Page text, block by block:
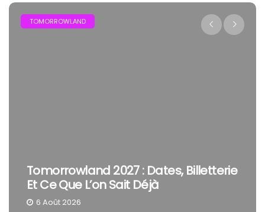
TOMORROWLAND
Tomorrowland 2027 : Dates, Billetterie
Et Ce Que L’on Sait Déjà
6 Août 2026